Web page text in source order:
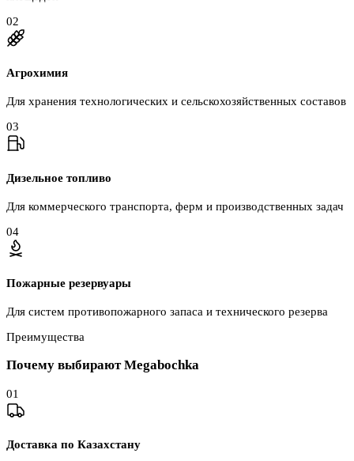
02
Агрохимия
Для хранения технологических и сельскохозяйственных составов
03
Дизельное топливо
Для коммерческого транспорта, ферм и производственных задач
04
Пожарные резервуары
Для систем противопожарного запаса и технического резерва
Преимущества
Почему выбирают Megabochka
01
Доставка по Казахстану